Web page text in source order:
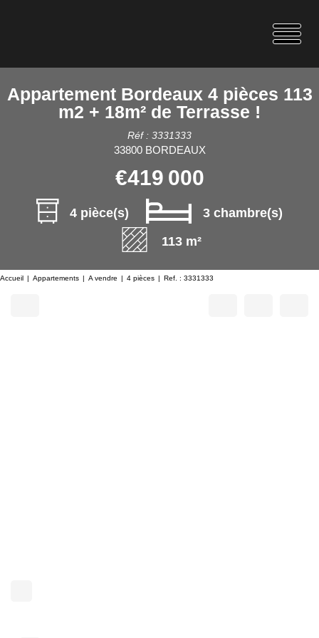
Appartement Bordeaux 4 pièces 113
m2 + 18m² de Terrasse !
Réf : 3331333
33800 BORDEAUX
€419 000
4 pièce(s)
3 chambre(s)
113 m²
Accueil Appartements A vendre 4 pièces Ref. : 3331333